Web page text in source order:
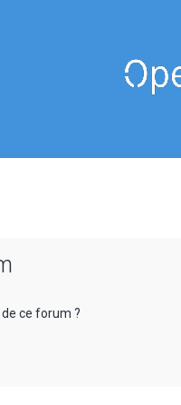
ce forum ?